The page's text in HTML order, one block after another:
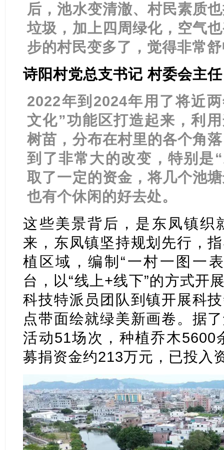
后，池水变清澈、村民素质
垃圾，加上四周绿化，空气
步的村民变多了，觉得非常
诗阳村党总支书记 村委会主
2022年到2024年用了将近
文化”功能区打造起来，利
树苗，分布在村里的各个角
到了非常大的改变，特别是
取了一定的资金，将几个池
也有个休闲的好去处。
这些美景背后，是东凤镇织
来，东凤镇坚持规划先行，
植区域，编制“一村一图一
台，以“线上+线下”的方式开
科技特派员团队到镇开展科
点带面绘就绿美新画卷。据
活动51场次，种植乔木5600
募捐资金约213万元，已投入